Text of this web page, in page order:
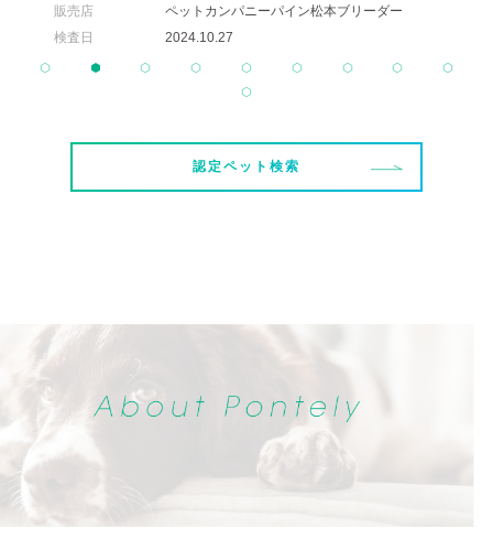
販売店
ペットカンパニーパイン松本ブリーダー
検査日
2024.10.27
認定ペット検索